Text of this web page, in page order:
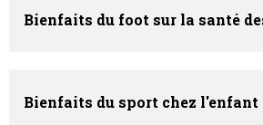
Bienfaits du foot sur la santé
Bienfaits du sport chez l'enfant